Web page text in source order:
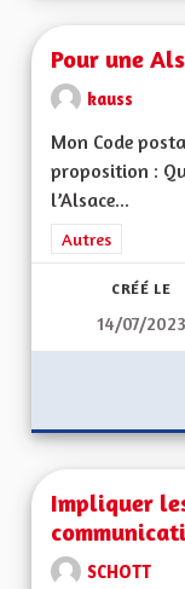
Pour une
kauss
Mon Code
proposition :
l’Alsace...
Filtrer les
Autres
CRÉÉ LE
14/07/2023
Impliquer
SCHOTT